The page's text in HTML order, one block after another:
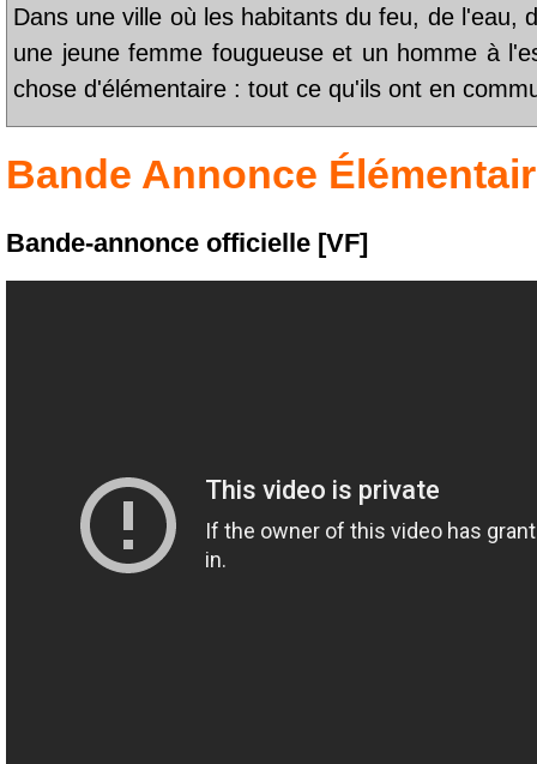
Dans une ville où les habitants du feu, de l'eau,
une jeune femme fougueuse et un homme à
chose d'élémentaire : tout ce qu'ils ont en
Bande Annonce
Bande-annonce officielle [VF]